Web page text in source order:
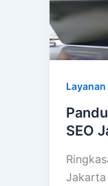
Layanan
SEO